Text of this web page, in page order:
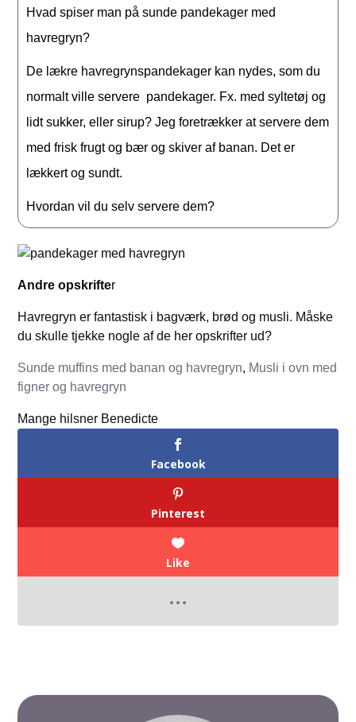
Hvad spiser man på sunde pandekager med
havregryn?
De lækre havregrynspandekager kan nydes, som du
normalt ville servere pandekager. Fx. med syltetøj og
lidt sukker, eller sirup? Jeg foretrækker at servere dem
med frisk frugt og bær og skiver af banan. Det er
lækkert og sundt.
Hvordan vil du selv servere dem?
Andre opskrifter
Havregryn er fantastisk i bagværk, brød og musli. Måske
du skulle tjekke nogle af de her opskrifter ud?
Sunde muffins med banan og havregryn, Musli i ovn med
figner og havregryn
Mange hilsner Benedicte
Facebook
Pinterest
Like